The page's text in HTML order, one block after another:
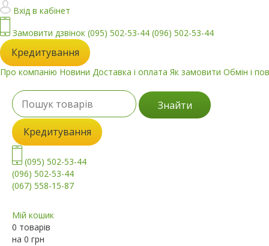
Вхід в кабінет
Замовити дзвінок (095) 502-53-44 (096) 502-53-44
Кредитування
Про компанію Новини Доставка і оплата Як замовити Обмін і
Знайти
Кредитування
(095) 502-53-44
(096) 502-53-44
(067) 558-15-87
Мій кошик
0 товарів
на 0 грн